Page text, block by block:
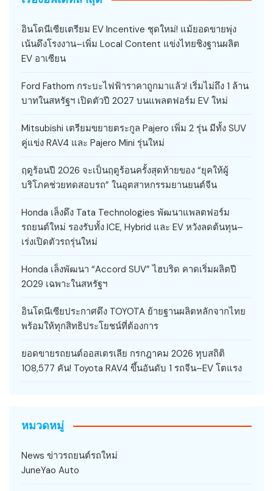
อินโดนีเซียเตรียม EV Incentive ชุดใหม่! แม้ยอดขายพุ่ง
เน้นดึงโรงงาน–เพิ่ม Local Content แข่งไทยชิงฐานผลิต
EV อาเซียน
Ford Fathom กระบะไฟฟ้าราคาถูกมาแล้ว! เริ่มไม่ถึง 1 ล้าน
บาทในสหรัฐฯ เปิดตัวปี 2027 บนแพลตฟอร์ม EV ใหม่
Mitsubishi เตรียมขยายตระกูล Pajero เพิ่ม 2 รุ่น มีทั้ง SUV
คู่แข่ง RAV4 และ Pajero Mini รุ่นใหม่
ฤดูร้อนปี 2026 จะเป็นฤดูร้อนครั้งสุดท้ายของ “ยุคให้ผู้
บริโภคช่วยทดสอบรถ” ในอุตสาหกรรมยานยนต์จีน
Honda เล็งดึง Tata Technologies พัฒนาแพลตฟอร์ม
รถยนต์ใหม่ รองรับทั้ง ICE, Hybrid และ EV หวังลดต้นทุน–
เร่งเปิดตัวรถรุ่นใหม่
Honda เล็งพัฒนา “Accord SUV” ไฮบริด คาดเริ่มผลิตปี
2029 เฉพาะในสหรัฐฯ
อินโดนีเซียประกาศดึง TOYOTA ย้ายฐานผลิตหลักจากไทย
พร้อมให้ทุกสิทธิประโยชน์ที่ต้องการ
ยอดขายรถยนต์ออสเตรเลีย กรกฎาคม 2026 ทุบสถิติ
108,577 คัน! Toyota RAV4 ขึ้นอันดับ 1 รถจีน–EV โตแรง
หมวดหมู่
News ข่าวรถยนต์รถใหม่
JuneYao Auto